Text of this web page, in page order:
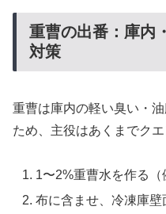
重曹の出番：庫内
対策
重曹は庫内の軽い臭い・油
ため、主役はあくまでクエ
1〜2%重曹水を作る（
布に含ませ、冷凍庫壁